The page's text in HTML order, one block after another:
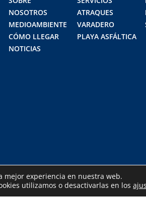
NOSOTROS
MEDIOAMBIENTE
CÓMO LLEGAR
NOTICIAS
ATRAQUES
VARADERO
PLAYA ASFÁLTICA
mejor experiencia en nuestra web.
utilizamos o desactivarlas en los